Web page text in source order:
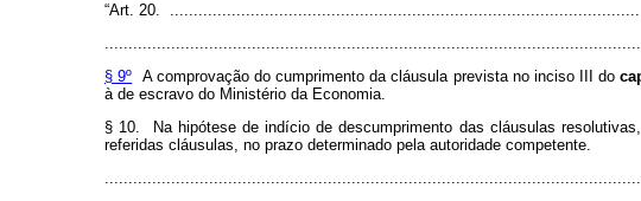
“Art. 20. ...................................................................................................
§ 9º A comprovação do cumprimento da cláusula prevista no inciso III do
à de escravo do Ministério da Economia.
§ 10. Na hipótese de indício de descumprimento das cláusulas
referidas cláusulas, no prazo determinado pela autoridade competente.